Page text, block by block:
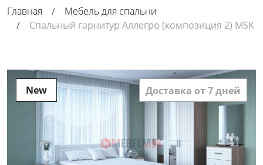
Главная
Мебель для спальни
Спальный гарнитур Аллегро (композиция 2) MSK
New Доставка от 7 дней